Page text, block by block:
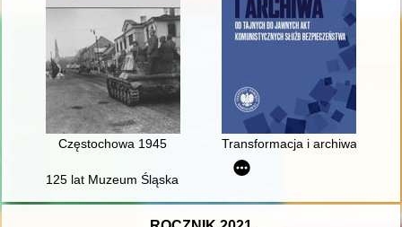
Częstochowa 1945 Transformacja i archiwa : od
125 lat Muzeum Śląska Opolskiego